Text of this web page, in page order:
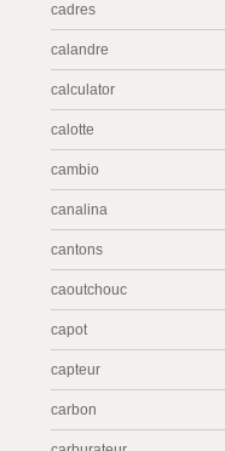
cadres
calandre
calculator
calotte
cambio
canalina
cantons
caoutchouc
capot
capteur
carbon